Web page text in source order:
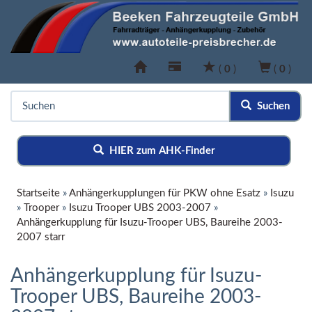
( 0 ) ( 0 )
Suchen
HIER zum AHK-Finder
Startseite » Anhängerkupplungen für PKW ohne Esatz » Isuzu
»
Trooper» Isuzu Trooper UBS 2003-2007 »
Anhängerkupplung für Isuzu-Trooper UBS, Baureihe 2003-
2007 starr
Anhängerkupplung für Isuzu-
Trooper UBS, Baureihe 2003-